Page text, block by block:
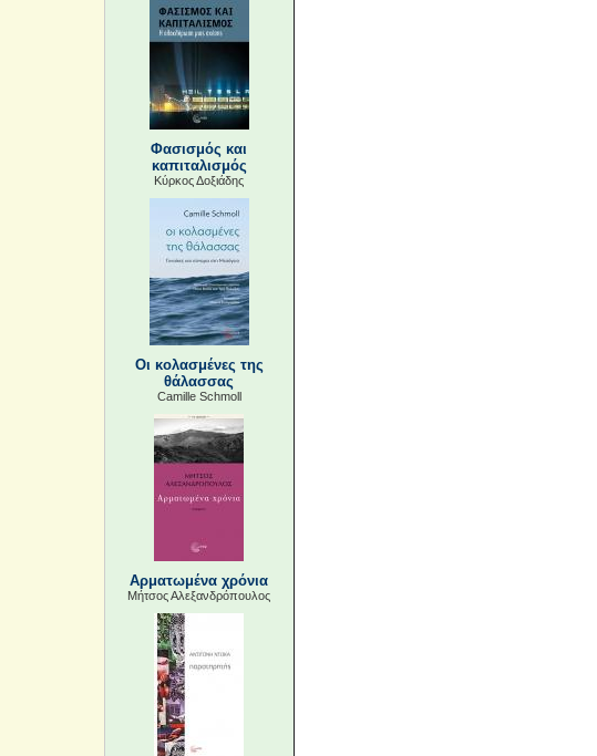
Φασισμός και
καπιταλισμός
Κύρκος Δοξιάδης
Οι κολασμένες της
θάλασσας
Camille Schmoll
Αρματωμένα χρόνια
Μήτσος Αλεξανδρόπουλος